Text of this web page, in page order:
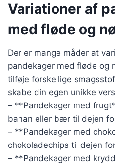
Variationer af
med fløde og
Der er mange måder at
pandekager med fløde og
tilføje forskellige
skabe din egen unikke
– **Pandekager med
banan eller bær til dejen
– **Pandekager med
chokoladechips til dejen
– **Pandekager med